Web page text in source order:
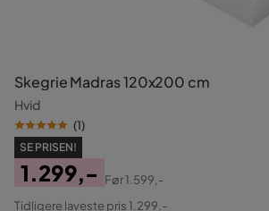
Skegrie Madras 120x200 cm
Hvid
(1)
SE PRISEN!
Pris
1.299,-
Original
Før1.599,-
Tidligere laveste pris 1.299,-